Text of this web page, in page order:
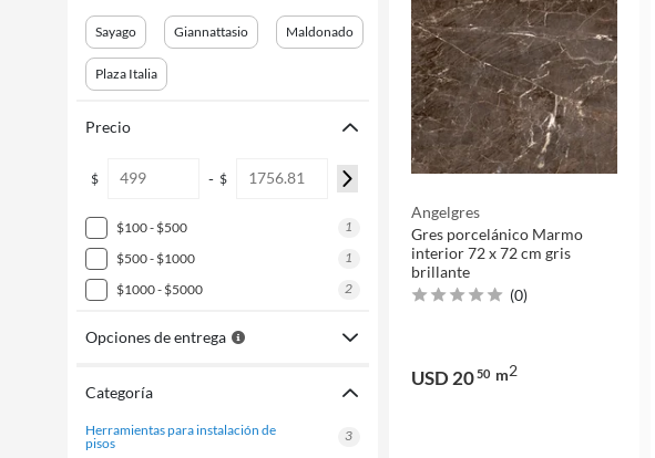
Sayago Giannattasio Maldonado
Plaza Italia
Precio
$ - $
$100 - $500
1
$500 - $1000
1
$1000 - $5000
2
Opciones de entrega
Categoría
herramientas para instalación de
pisos
3
Angelgres
Gres porcelánico Marmo
interior 72 x 72 cm gris
brillante
(0)
USD 2050 m2